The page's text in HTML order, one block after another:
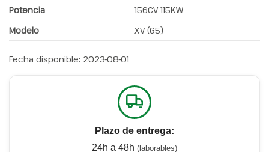
Potencia
156CV 115KW
Modelo
XV (G5)
Fecha disponible: 2023-08-01
Plazo de entrega:
24h a 48h (laborables)